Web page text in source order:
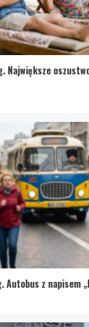
Największe
Autobus z napisem